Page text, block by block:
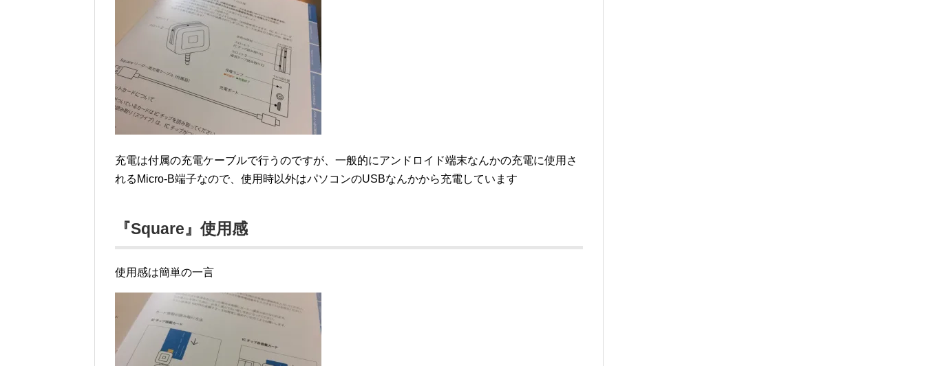
充電は付属の充電ケーブルで行うのですが、一般的にアンドロイド端末なんかの充電に使用さ
れるMicro-B端子なので、使用時以外はパソコンのUSBなんかから充電しています
『Square』使用感
使用感は簡単の一言